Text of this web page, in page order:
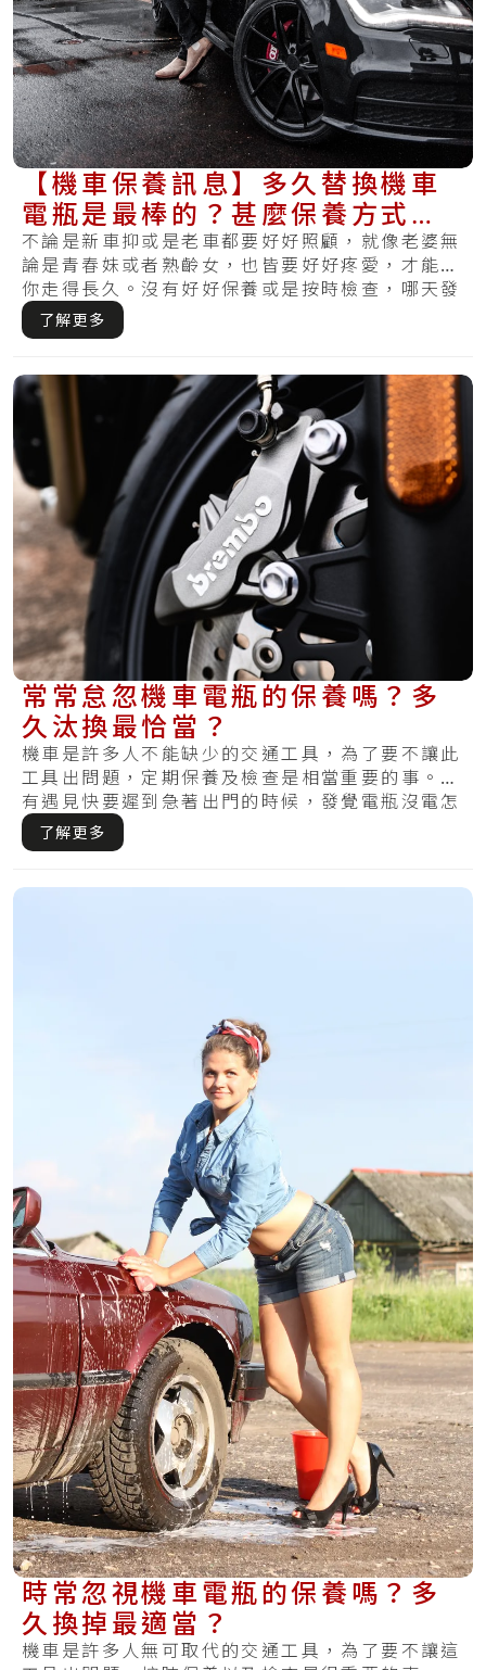
【機車保養訊息】多久替換機車
電瓶是最棒的？甚麼保養方式最
適合你的電瓶？
不論是新車抑或是老車都要好好照顧，就像老婆無
論是青春妹或者熟齡女，也皆要好好疼愛，才能陪
你走得長久。沒有好好保養或是按時檢查，哪天發
現損.....
了解更多
常常怠忽機車電瓶的保養嗎？多
久汰換最恰當？
機車是許多人不能缺少的交通工具，為了要不讓此
工具出問題，定期保養及檢查是相當重要的事。你
有遇見快要遲到急著出門的時候，發覺電瓶沒電怎
麼樣.....
了解更多
時常忽視機車電瓶的保養嗎？多
久換掉最適當？
機車是許多人無可取代的交通工具，為了要不讓這